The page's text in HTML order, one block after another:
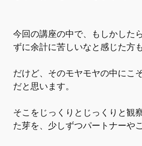
今回の講座の中で、もしかした
ずに余計に苦しいなと感じた方
だけど、そのモヤモヤの中にこ
だと思います。
そこをじっくりとじっくりと観
た芽を、少しずつパートナーや